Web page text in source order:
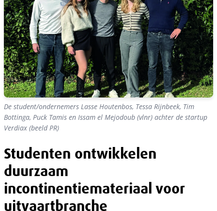
De student/ondernemers Lasse Houtenbos, Tessa Rijnbeek, Tim
Bottinga, Puck Tamis en Issam el Mejodoub (vlnr) achter de startup
Verdiax (beeld PR)
Studenten ontwikkelen
duurzaam
incontinentiemateriaal voor
uitvaartbranche